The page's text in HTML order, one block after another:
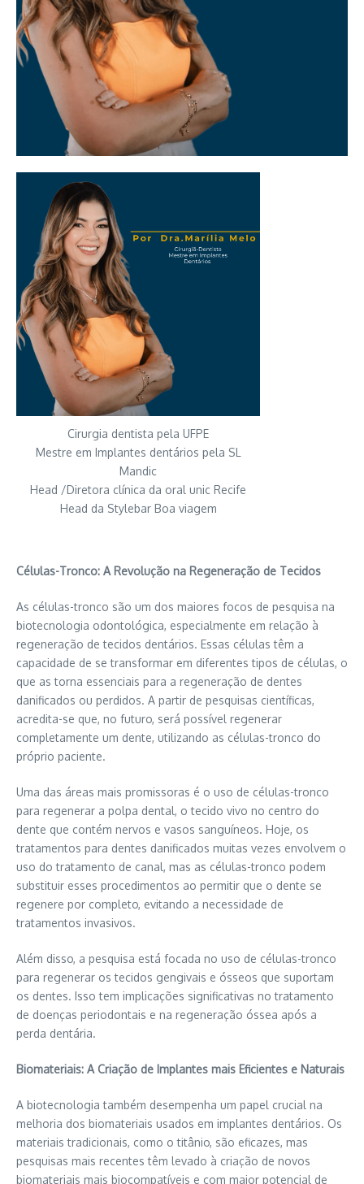
Cirurgia dentista pela UFPE
Mestre em Implantes dentários pela SL
Mandic
Head /Diretora clínica da oral unic Recife
Head da Stylebar Boa viagem
Células-Tronco: A Revolução na Regeneração de Tecidos
As células-tronco são um dos maiores focos de pesquisa na
biotecnologia odontológica, especialmente em relação à
regeneração de tecidos dentários. Essas células têm a
capacidade de se transformar em diferentes tipos de células, o
que as torna essenciais para a regeneração de dentes
danificados ou perdidos. A partir de pesquisas científicas,
acredita-se que, no futuro, será possível regenerar
completamente um dente, utilizando as células-tronco do
próprio paciente.
Uma das áreas mais promissoras é o uso de células-tronco
para regenerar a polpa dental, o tecido vivo no centro do
dente que contém nervos e vasos sanguíneos. Hoje, os
tratamentos para dentes danificados muitas vezes envolvem o
uso do tratamento de canal, mas as células-tronco podem
substituir esses procedimentos ao permitir que o dente se
regenere por completo, evitando a necessidade de
tratamentos invasivos.
Além disso, a pesquisa está focada no uso de células-tronco
para regenerar os tecidos gengivais e ósseos que suportam
os dentes. Isso tem implicações significativas no tratamento
de doenças periodontais e na regeneração óssea após a
perda dentária.
Biomateriais: A Criação de Implantes mais Eficientes e Naturais
A biotecnologia também desempenha um papel crucial na
melhoria dos biomateriais usados em implantes dentários. Os
materiais tradicionais, como o titânio, são eficazes, mas
pesquisas mais recentes têm levado à criação de novos
biomateriais mais biocompatíveis e com maior potencial de